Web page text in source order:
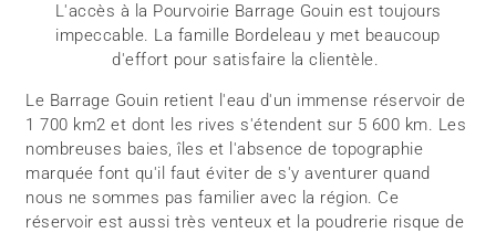
L'accès à la Pourvoirie Barrage Gouin est toujours
impeccable. La famille Bordeleau y met beaucoup
d'effort pour satisfaire la clientèle.
Le Barrage Gouin retient l'eau d'un immense réservoir de
1 700 km2 et dont les rives s'étendent sur 5 600 km. Les
nombreuses baies, îles et l'absence de topographie
marquée font qu'il faut éviter de s'y aventurer quand
nous ne sommes pas familier avec la région. Ce
réservoir est aussi très venteux et la poudrerie risque de